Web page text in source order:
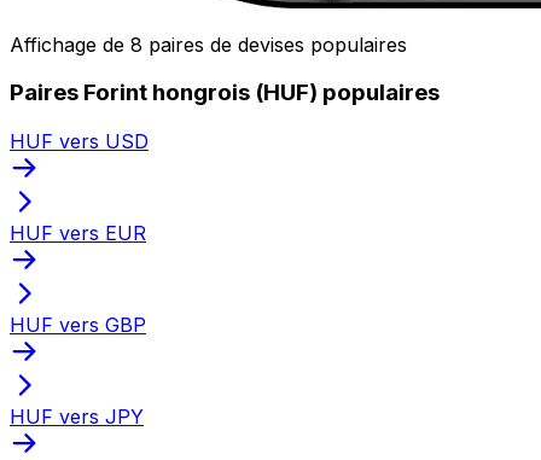
Affichage de 8 paires de devises populaires
Paires Forint hongrois (HUF) populaires
HUF vers USD
HUF vers EUR
HUF vers GBP
HUF vers JPY